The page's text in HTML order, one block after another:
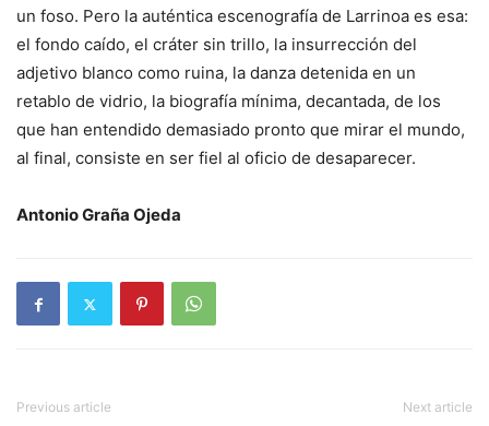
un foso. Pero la auténtica escenografía de Larrinoa es esa:
el fondo caído, el cráter sin trillo, la insurrección del
adjetivo blanco como ruina, la danza detenida en un
retablo de vidrio, la biografía mínima, decantada, de los
que han entendido demasiado pronto que mirar el mundo,
al final, consiste en ser fiel al oficio de desaparecer.
Antonio Graña Ojeda
Previous article Next article